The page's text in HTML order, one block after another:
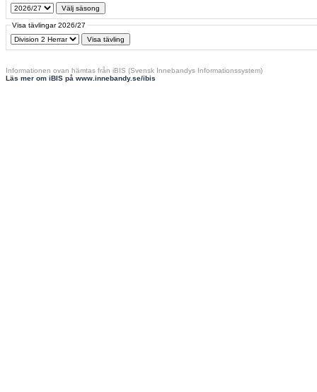
Visa tävlingar 2026/27
Informationen ovan hämtas från iBIS (Svensk Innebandys Informationssystem)
Läs mer om iBIS på www.innebandy.se/ibis